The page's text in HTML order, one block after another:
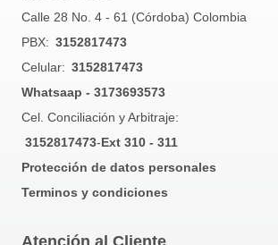
Calle 28 No. 4 - 61 (Córdoba) Colombia
PBX: 3152817473
Celular: 3152817473
Whatsaap - 3173693573
Cel. Conciliación y Arbitraje:
3152817473-Ext 310 - 311
Protección de datos personales
Terminos y condiciones
Atención al Cliente